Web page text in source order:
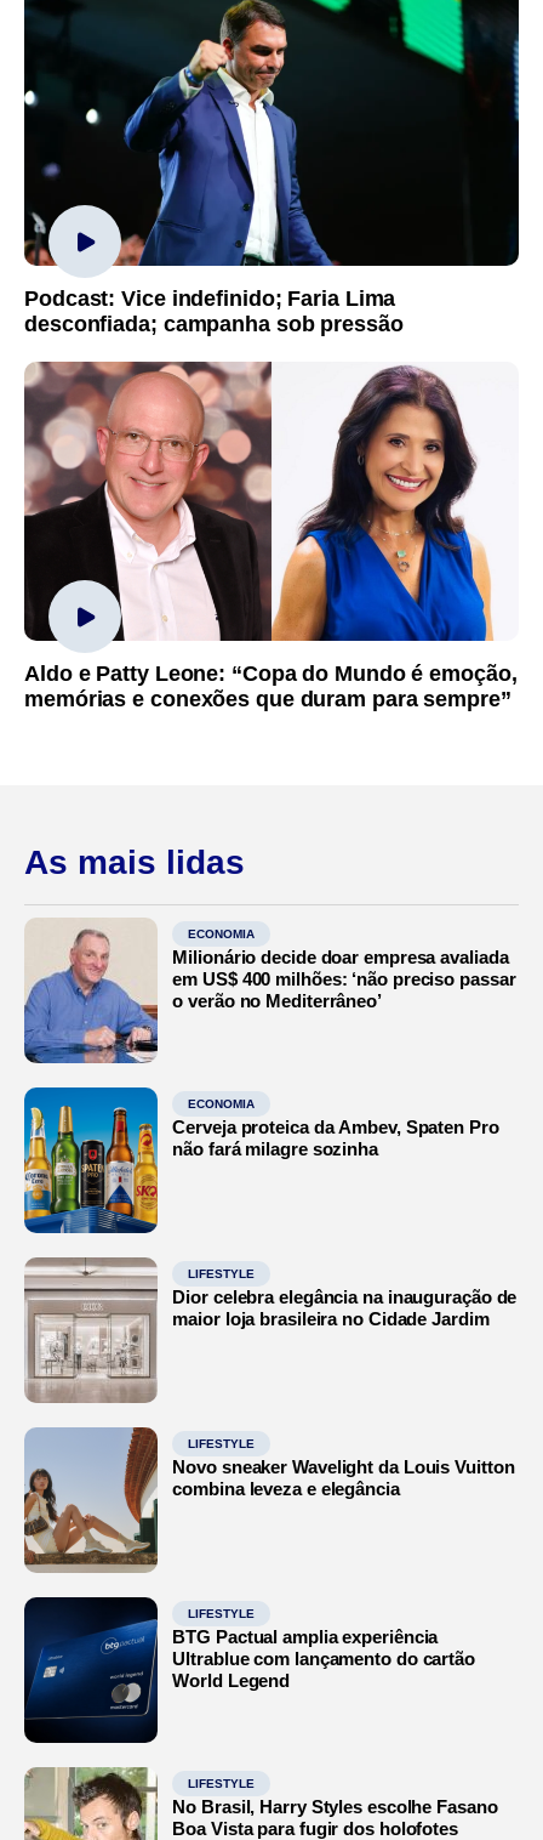
Podcast: Vice indefinido; Faria Lima
desconfiada; campanha sob pressão
Aldo e Patty Leone: “Copa do Mundo é emoção,
memórias e conexões que duram para sempre”
As mais lidas
ECONOMIA
Milionário decide doar empresa avaliada
em US$ 400 milhões: ‘não preciso passar
o verão no Mediterrâneo’
ECONOMIA
Cerveja proteica da Ambev, Spaten Pro
não fará milagre sozinha
LIFESTYLE
Dior celebra elegância na inauguração de
maior loja brasileira no Cidade Jardim
LIFESTYLE
Novo sneaker Wavelight da Louis Vuitton
combina leveza e elegância
LIFESTYLE
BTG Pactual amplia experiência
Ultrablue com lançamento do cartão
World Legend
LIFESTYLE
No Brasil, Harry Styles escolhe Fasano
Boa Vista para fugir dos holofotes